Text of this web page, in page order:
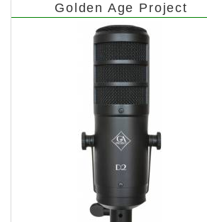
Golden Age Project